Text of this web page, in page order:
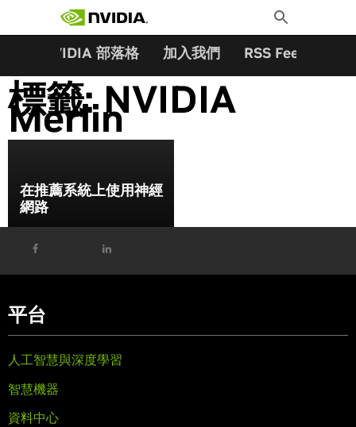
Toggle
Search
NVIDIA 部落格 加入我們 RSS Feeds
標籤:NVIDIA
Merlin
在推薦系統上使用神經
網路
平台
人工智慧與深度學習
智慧機器
資料中心